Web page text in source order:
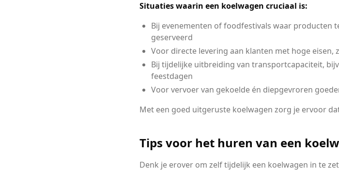
Situaties waarin een koelwagen cruciaal is:
Bij evenementen of foodfestivals waar producten
geserveerd
Voor directe levering aan klanten met hoge eisen,
Bij tijdelijke uitbreiding van transportcapaciteit,
feestdagen
Voor vervoer van gekoelde én diepgevroren
Met een goed uitgeruste koelwagen zorg je ervoor
Tips voor het huren van een
Denk je erover om zelf tijdelijk een koelwagen in te